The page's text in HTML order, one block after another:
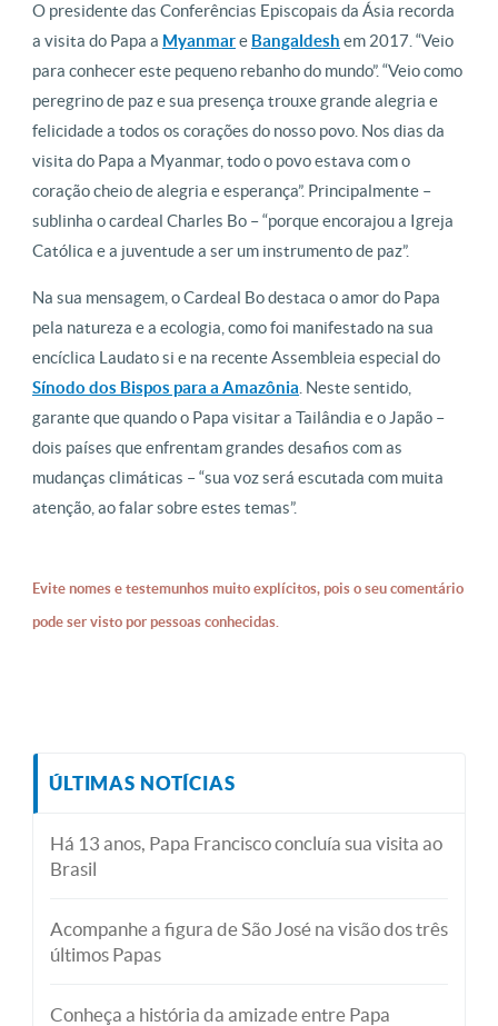
O presidente das Conferências Episcopais da Ásia recorda
a visita do Papa a Myanmare Bangaldesh em 2017. “Veio
para conhecer este pequeno rebanho do mundo”. “Veio como
peregrino de paz e sua presença trouxe grande alegria e
felicidade a todos os corações do nosso povo. Nos dias da
visita do Papa a Myanmar, todo o povo estava com o
coração cheio de alegria e esperança”. Principalmente –
sublinha o cardeal Charles Bo – “porque encorajou a Igreja
Católica e a juventude a ser um instrumento de paz”.
Na sua mensagem, o Cardeal Bo destaca o amor do Papa
pela natureza e a ecologia, como foi manifestado na sua
encíclica Laudato si e na recente Assembleia especial do
Sínodo dos Bispos para a Amazônia . Neste sentido,
garante que quando o Papa visitar a Tailândia e o Japão –
dois países que enfrentam grandes desafios com as
mudanças climáticas – “sua voz será escutada com muita
atenção, ao falar sobre estes temas”.
Evite nomes e testemunhos muito explícitos, pois o seu comentário
pode ser visto por pessoas conhecidas.
ÚLTIMAS NOTÍCIAS
Há 13 anos, Papa Francisco concluía sua visita ao
Brasil
Acompanhe a figura de São José na visão dos três
últimos Papas
Conheça a história da amizade entre Papa